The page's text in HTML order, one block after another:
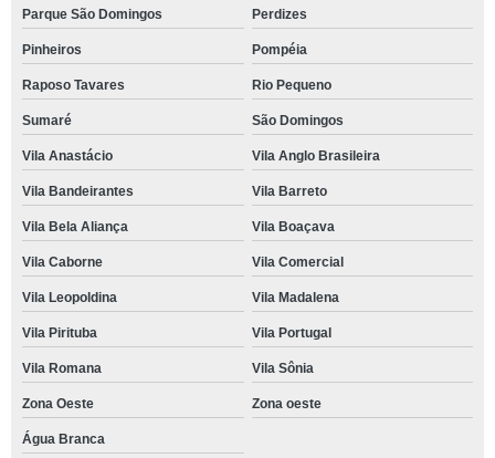
Parque São Domingos Perdizes
Pinheiros Pompéia
Raposo Tavares Rio Pequeno
Sumaré São Domingos
Vila Anastácio Vila Anglo Brasileira
Vila Bandeirantes Vila Barreto
Vila Bela Aliança Vila Boaçava
Vila Caborne Vila Comercial
Vila Leopoldina Vila Madalena
Vila Pirituba Vila Portugal
Vila Romana Vila Sônia
Zona Oeste Zona oeste
Água Branca